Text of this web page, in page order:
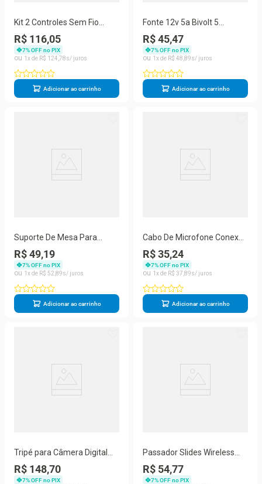
Kit 2 Controles Sem Fio
Tomate 2.4ghz Game Pad
Joystick Usb
R$ 116,05
7% OFF no PIX
1
R$ 124 78
Adicionar ao carrinho
Fonte 12v 5a Bivolt 5
Amperes Plug P4 - Preta
R$ 45,47
7% OFF no PIX
1
R$ 48 89
Adicionar ao carrinho
Suporte De Mesa Para
Microfone Mini Pedestal
Portátil
R$ 49,19
7% OFF no PIX
1
R$ 52 89
Adicionar ao carrinho
Cabo De Microfone Conexão
P10 Macho x XLR Fêmea 5m
Tomate
R$ 35,24
7% OFF no PIX
1
R$ 37 89
Adicionar ao carrinho
Tripé para Câmera Digital
Com Nível e Suporte Para
Celular 1.40 Mts
R$ 148,70
7% OFF no PIX
Passador Slides Wireless
Com Laser Com Receptor
Usb MCT-105
R$ 54,77
7% OFF no PIX